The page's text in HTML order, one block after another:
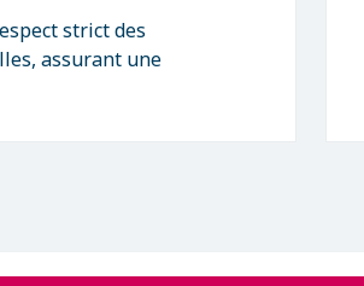
strict des
assurant une